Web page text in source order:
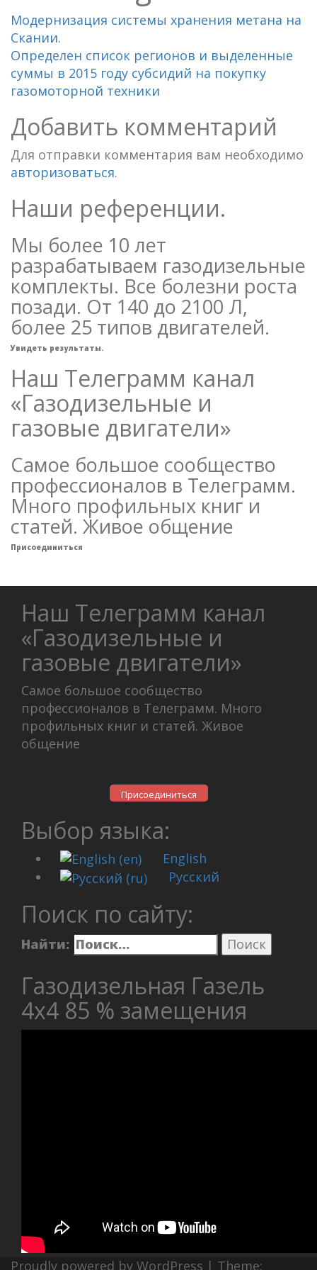
Модернизация системы хранения метана на
Скании.
Определен список регионов и выделенные
суммы в 2015 году субсидий на покупку
газомоторной техники
Добавить комментарий
Для отправки комментария вам необходимо
авторизоваться.
Наши референции.
Мы более 10 лет
разрабатываем газодизельные
комплекты. Все болезни роста
позади. От 140 до 2100 Л,
более 25 типов двигателей.
Увидеть результаты.
Наш Телеграмм канал
«Газодизельные и
газовые двигатели»
Самое большое сообщество
профессионалов в Телеграмм.
Много профильных книг и
статей. Живое общение
Присоединиться
Наш Телеграмм канал
«Газодизельные и
газовые двигатели»
Самое большое сообщество
профессионалов в Телеграмм. Много
профильных книг и статей. Живое
общение
Присоединиться
Выбор языка:
English
Русский
Поиск по сайту:
Найти:
Газодизельная Газель
4х4 85 % замещения
Proudly powered by WordPress | Theme: